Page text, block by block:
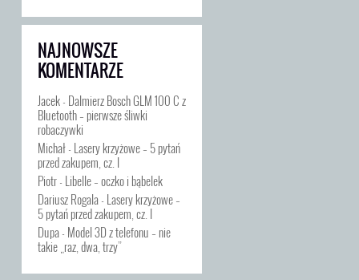
NAJNOWSZE
KOMENTARZE
Jacek- Dalmierz Bosch GLM 100 C z
Bluetooth – pierwsze śliwki
robaczywki
Michał- Lasery krzyżowe – 5 pytań
przed zakupem, cz. I
Piotr- Libelle – oczko i bąbelek
Dariusz Rogala- Lasery krzyżowe –
5 pytań przed zakupem, cz. I
Dupa- Model 3D z telefonu – nie
takie „raz, dwa, trzy”